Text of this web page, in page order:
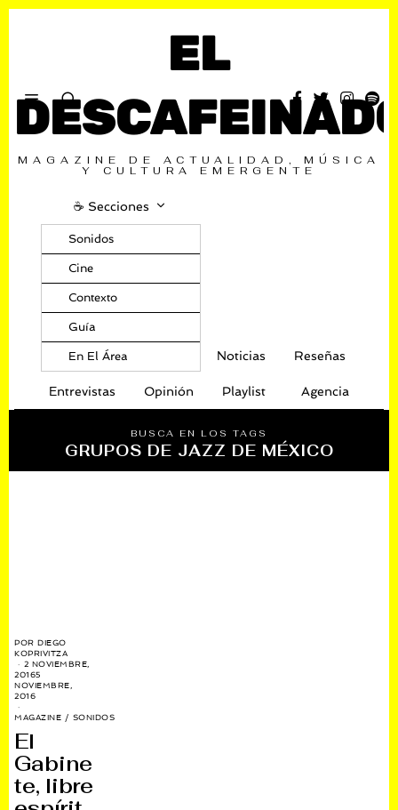
EL
MAGAZINE DE ACTUALIDAD, MÚSICA
Y CULTURA EMERGENTE
☕️ Secciones
Sonidos
Cine
Contexto
Guía
En El Área Noticias Reseñas
Entrevistas Opinión Playlist Agencia
BUSCA EN LOS TAGS
GRUPOS DE JAZZ DE MÉXICO
PORDIEGO
KOPRIVITZA
2 NOVIEMBRE,
20165
NOVIEMBRE,
2016
MAGAZINE / SONIDOS
El
Gabine
te, libre